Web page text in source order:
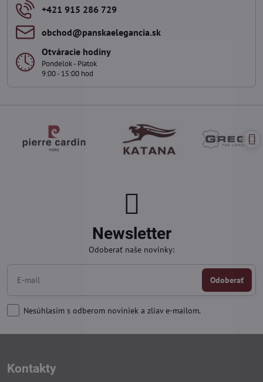
+421 915 286 729
obchod​@panskaelegancia​.sk
Otváracie hodiny
Pondelok - Piatok
9:00 - 15:00 hod
Newsletter
Odoberať naše novinky:
Odoberať
Nesúhlasím s odberom noviniek a zliav e-mailom.
Kontakty